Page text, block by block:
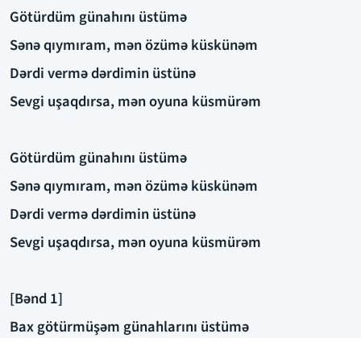
Götürdüm günahını üstümə
Sənə qıymıram, mən özümə küskünəm
Dərdi vermə dərdimin üstünə
Sevgi uşaqdırsa, mən oyuna küsmürəm
Götürdüm günahını üstümə
Sənə qıymıram, mən özümə küskünəm
Dərdi vermə dərdimin üstünə
Sevgi uşaqdırsa, mən oyuna küsmürəm
[Bənd 1]
Bax götürmüşəm günahlarını üstümə